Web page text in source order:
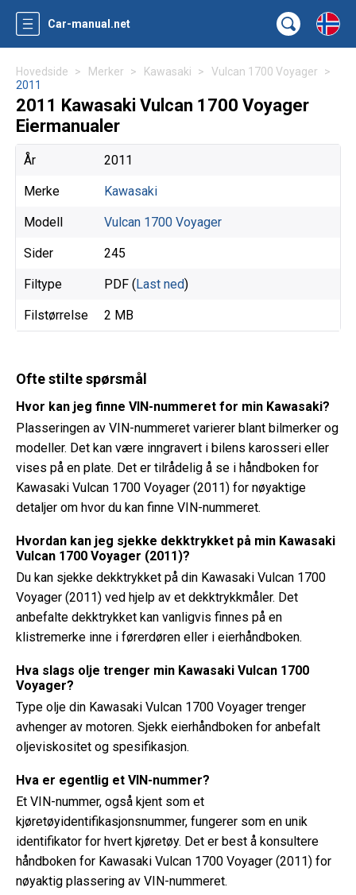
Car-manual.net
Hovedside Merker Kawasaki
Vulcan 1700 Voyager
2011
2011 Kawasaki Vulcan 1700 Voyager
Eiermanualer
År 2011
Merke Kawasaki
Modell Vulcan 1700 Voyager
Sider 245
Filtype PDF (Last ned)
Filstørrelse 2 MB
Ofte stilte spørsmål
Hvor kan jeg finne VIN-nummeret for min Kawasaki?
Plasseringen av VIN-nummeret varierer blant bilmerker og
modeller. Det kan være inngravert i bilens karosseri eller
vises på en plate. Det er tilrådelig å se i håndboken for
Kawasaki Vulcan 1700 Voyager (2011) for nøyaktige
detaljer om hvor du kan finne VIN-nummeret.
Hvordan kan jeg sjekke dekktrykket på min Kawasaki
Vulcan 1700 Voyager (2011)?
Du kan sjekke dekktrykket på din Kawasaki Vulcan 1700
Voyager (2011) ved hjelp av et dekktrykkmåler. Det
anbefalte dekktrykket kan vanligvis finnes på en
klistremerke inne i førerdøren eller i eierhåndboken.
Hva slags olje trenger min Kawasaki Vulcan 1700
Voyager?
Type olje din Kawasaki Vulcan 1700 Voyager trenger
avhenger av motoren. Sjekk eierhåndboken for anbefalt
oljeviskositet og spesifikasjon.
Hva er egentlig et VIN-nummer?
Et VIN-nummer, også kjent som et
kjøretøyidentifikasjonsnummer, fungerer som en unik
identifikator for hvert kjøretøy. Det er best å konsultere
håndboken for Kawasaki Vulcan 1700 Voyager (2011) for
nøyaktig plassering av VIN-nummeret.